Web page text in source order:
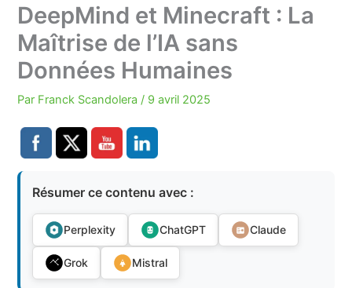
DeepMind et Minecraft : La
Maîtrise de l’IA sans
Données Humaines
Par Franck Scandolera / 9 avril 2025
Résumer ce contenu avec :
Perplexity ChatGPT Claude
Grok Mistral